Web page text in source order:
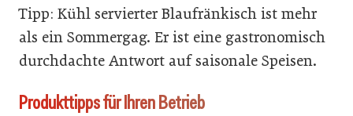
Tipp: Kühl servierter Blaufränkisch ist mehr
als ein Sommergag. Er ist eine gastronomisch
durchdachte Antwort auf saisonale Speisen.
Produkttipps für Ihren Betrieb